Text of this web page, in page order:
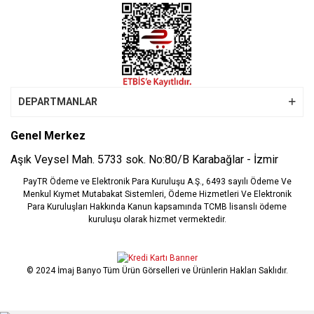
DEPARTMANLAR
Genel Merkez
Aşık Veysel Mah. 5733 sok. No:80/B Karabağlar - İzmir
PayTR Ödeme ve Elektronik Para Kuruluşu A.Ş., 6493 sayılı Ödeme Ve
Menkul Kıymet Mutabakat Sistemleri, Ödeme Hizmetleri Ve Elektronik
Para Kuruluşları Hakkında Kanun kapsamında TCMB lisanslı ödeme
kuruluşu olarak hizmet vermektedir.
© 2024 İmaj Banyo Tüm Ürün Görselleri ve Ürünlerin Hakları Saklıdır.